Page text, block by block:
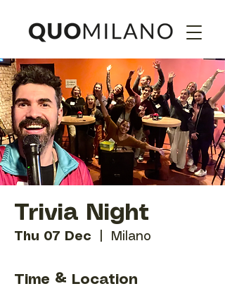
Trivia Night
Thu 07 Dec Milano
Time & Location